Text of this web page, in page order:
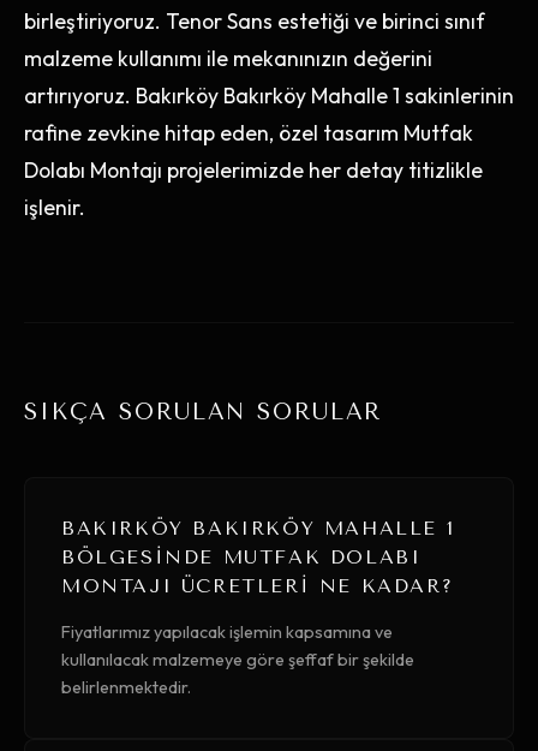
birleştiriyoruz. Tenor Sans estetiği ve birinci sınıf
malzeme kullanımı ile mekanınızın değerini
artırıyoruz. Bakırköy Bakırköy Mahalle 1 sakinlerinin
rafine zevkine hitap eden, özel tasarım Mutfak
Dolabı Montajı projelerimizde her detay titizlikle
işlenir.
SIKÇA SORULAN SORULAR
BAKIRKÖY BAKIRKÖY MAHALLE 1
BÖLGESINDE MUTFAK DOLABI
MONTAJI ÜCRETLERI NE KADAR?
Fiyatlarımız yapılacak işlemin kapsamına ve
kullanılacak malzemeye göre şeffaf bir şekilde
belirlenmektedir.